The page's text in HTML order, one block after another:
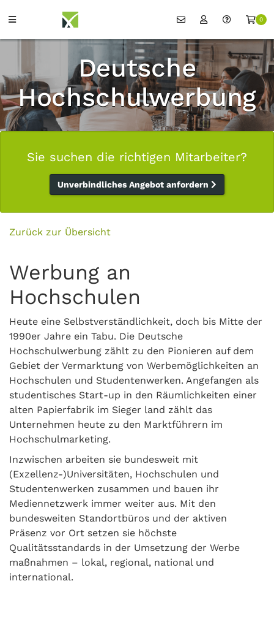
0
Deutsche
Hochschulwerbung
Sie suchen die richtigen Mitarbeiter?
Unverbindliches Angebot anfordern
Zurück zur Übersicht
Werbung an
Hochschulen
Heute eine Selbstverständlichkeit, doch bis Mitte der
1990er Jahre ein Tabu. Die Deutsche
Hochschulwerbung zählt zu den Pionieren auf dem
Gebiet der Vermarktung von Werbemöglichkeiten an
Hochschulen und Studentenwerken. Angefangen als
studentisches Start-up in den Räumlichkeiten einer
alten Papierfabrik im Sieger land zählt das
Unternehmen heute zu den Marktführern im
Hochschulmarketing.
Inzwischen arbeiten sie bundesweit mit
(Exzellenz-)Universitäten, Hochschulen und
Studentenwerken zusammen und bauen ihr
Mediennetzwerk immer weiter aus. Mit den
bundesweiten Standortbüros und der aktiven
Präsenz vor Ort setzen sie höchste
Qualitätsstandards in der Umsetzung der Werbe
maßnahmen – lokal, regional, national und
international.